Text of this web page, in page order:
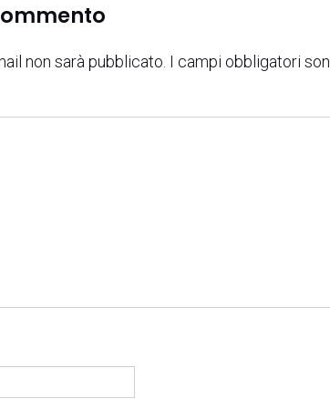
non sarà pubblicato. I campi obbligatori